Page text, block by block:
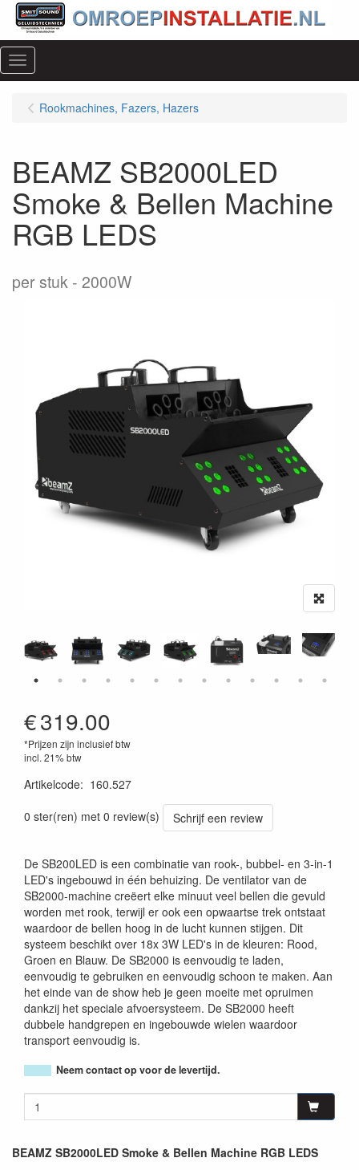
Menu
Rookmachines, Fazers, Hazers
BEAMZ SB2000LED
Smoke & Bellen Machine
RGB LEDS
per stuk 2000W
€319.00
*Prijzen zijn inclusief btw
incl. 21% btw
Artikelcode: 160.527
0 ster(ren) met 0 review(s)
Schrijf een review
De SB200LED is een combinatie van rook-, bubbel- en 3-in-1
LED's ingebouwd in één behuizing. De ventilator van de
SB2000-machine creëert elke minuut veel bellen die gevuld
worden met rook, terwijl er ook een opwaartse trek ontstaat
waardoor de bellen hoog in de lucht kunnen stijgen. Dit
systeem beschikt over 18x 3W LED's in de kleuren: Rood,
Groen en Blauw. De SB2000 is eenvoudig te laden,
eenvoudig te gebruiken en eenvoudig schoon te maken. Aan
het einde van de show heb je geen moeite met opruimen
dankzij het speciale afvoersysteem. De SB2000 heeft
dubbele handgrepen en ingebouwde wielen waardoor
transport eenvoudig is.
Neem contact op voor de levertijd.
BEAMZ SB2000LED Smoke & Bellen Machine RGB LEDS